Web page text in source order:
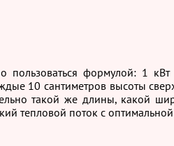
пользоваться формулой: 1
10 сантиметров высоты
такой же длины, какой
тепловой поток с